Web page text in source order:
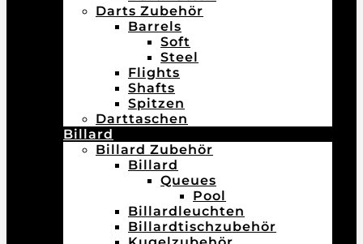
Darts Zubehör
Barrels
Soft
Steel
Flights
Shafts
Spitzen
Darttaschen
Billard
Billard Zubehör
Billard
Queues
Pool
Billardleuchten
Billardtischzubehör